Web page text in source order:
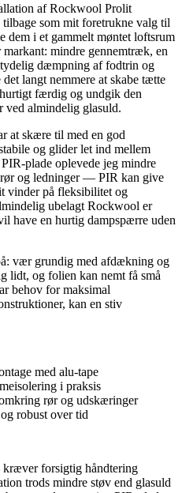
af Rockwool Prolit
som mit foretrukne valg til
dem i et gammelt møntet loftsrum
mindre gennemtræk, en
dæmpning af fodtrin og
langt nemmere at skabe tætte
færdig og undgik den
ved almindelig glasuld.
at skære til med en god
og glider let ind mellem
plade oplevede jeg mindre
og ledninger — PIR kan give
vinder på fleksibilitet og
ubelagt Rockwool er
have en hurtig dampspærre uden
vær grundig med afdækning og
lidt, og folien kan nemt få små
behov for maksimal
kan en stiv
med alu-tape
i praksis
rør og udskæringer
robust over tid
forsigtig håndtering
trods mindre støv end glasuld